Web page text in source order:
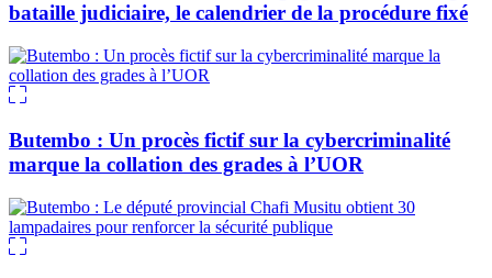
bataille judiciaire, le calendrier de la procédure fixé
Butembo : Un procès fictif sur la cybercriminalité
marque la collation des grades à l’UOR